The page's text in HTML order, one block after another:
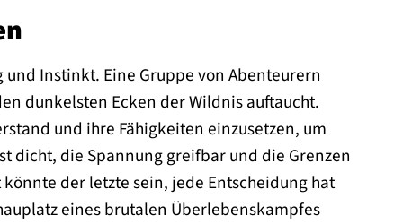
und Instinkt. Eine Gruppe von Abenteurern
dunkelsten Ecken der Wildnis auftaucht.
und ihre Fähigkeiten einzusetzen, um
dicht, die Spannung greifbar und die Grenzen
der letzte sein, jede Entscheidung hat
eines brutalen Überlebenskampfes